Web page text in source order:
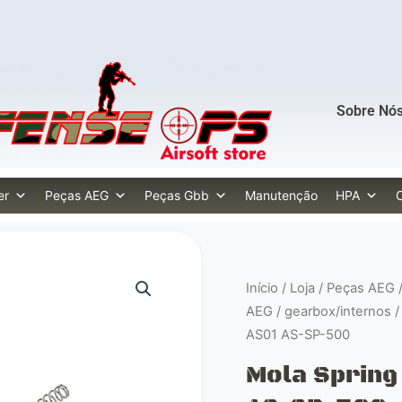
Sobre
Peças AEG Peças Gbb Manutenção HPA
Início / Loja / Peças AEG
AEG / gearbox/internos /
AS01 AS-SP-500
Mola